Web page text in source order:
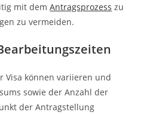
mit demAntragsprozess zu
zu vermeiden.
Visa können variieren und
sowie der Anzahl der
der Antragstellung